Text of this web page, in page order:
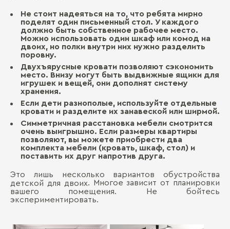
Не стоит надеяться на то, что ребята мирно
поделят один письменный стол. У каждого
должно быть собственное рабочее место.
Можно использовать один шкаф или комод на
двоих, но полки внутри них нужно разделить
поровну.
Двухъярусные кровати позволяют сэкономить
место. Внизу могут быть выдвижные ящики для
игрушек и вещей, они дополнят систему
хранения.
Если дети разнополые, используйте отдельные
кровати и разделите их занавеской или ширмой.
Симметричная расстановка мебели смотрится
очень выигрышно. Если размеры квартиры
позволяют, вы можете приобрести два
комплекта мебели (кровать, шкаф, стол) и
поставить их друг напротив друга.
Это лишь несколько вариантов обустройства
детской для двоих. Многое зависит от планировки
вашего помещения. Не бойтесь
экспериментировать.